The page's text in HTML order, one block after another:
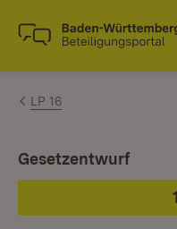
Zum Inhalt
Link zur Startseite
LP 16
1
Ist ausgewählt.
Gesetzentwurf